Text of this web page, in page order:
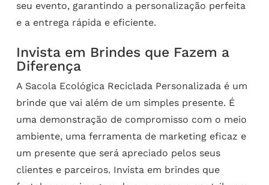
seu evento, garantindo a personalização perfeita
e a entrega rápida e eficiente.
Invista em Brindes que Fazem a
Diferença
A Sacola Ecológica Reciclada Personalizada é um
brinde que vai além de um simples presente. É
uma demonstração de compromisso com o meio
ambiente, uma ferramenta de marketing eficaz e
um presente que será apreciado pelos seus
clientes e parceiros. Invista em brindes que